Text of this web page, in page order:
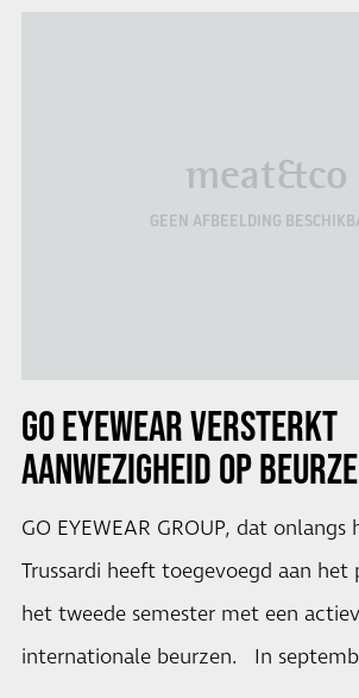
meat&co
GEEN AFBEELDING
GO EYEWEARVERSTERKT
AANWEZIGHEID OP
GO EYEWEAR GROUP, dat
Trussardi heeft toegevoegd aan
het tweede semester met een
internationale beurzen. In